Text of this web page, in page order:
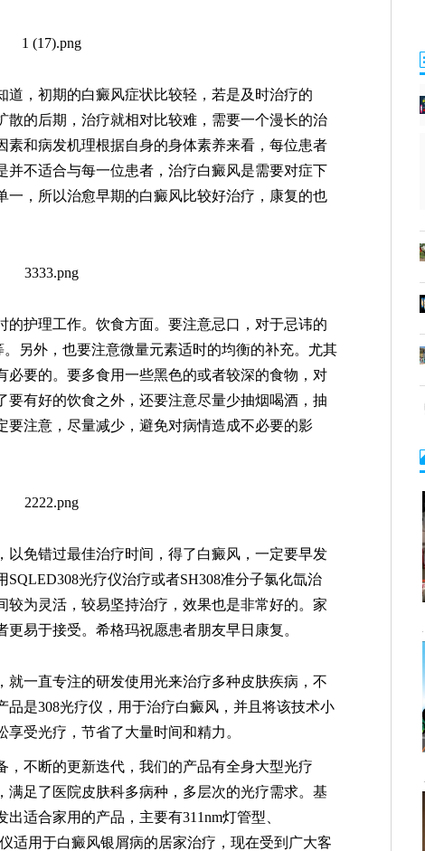
，初期的白癜风症状比较轻，若是及时治疗的
的后期，治疗就相对比较难，需要一个漫长的治
和病发机理根据自身的身体素养来看，每位患者
不适合与每一位患者，治疗白癜风是需要对症下
，所以治愈早期的白癜风比较好治疗，康复的也
护理工作。饮食方面。要注意忌口，对于忌讳的
另外，也要注意微量元素适时的均衡的补充。尤其
要的。要多食用一些黑色的或者较深的食物，对
有好的饮食之外，还要注意尽量少抽烟喝酒，抽
注意，尽量减少，避免对病情造成不必要的影
免错过最佳治疗时间，得了白癜风，一定要早发
光疗仪治疗或者SH308准分子氯化氙治
为灵活，较易坚持治疗，效果也是非常好的。家
易于接受。希格玛祝愿患者朋友早日康复。
就一直专注的研发使用光来治疗多种皮肤疾病，不
是308光疗仪，用于治疗白癜风，并且将该技术小
受光疗，节省了大量时间和精力。
不断的更新迭代，我们的产品有全身大型光疗
足了医院皮肤科多病种，多层次的光疗需求。基
适合家用的产品，主要有311nm灯管型、
适用于白癜风银屑病的居家治疗，现在受到广大客